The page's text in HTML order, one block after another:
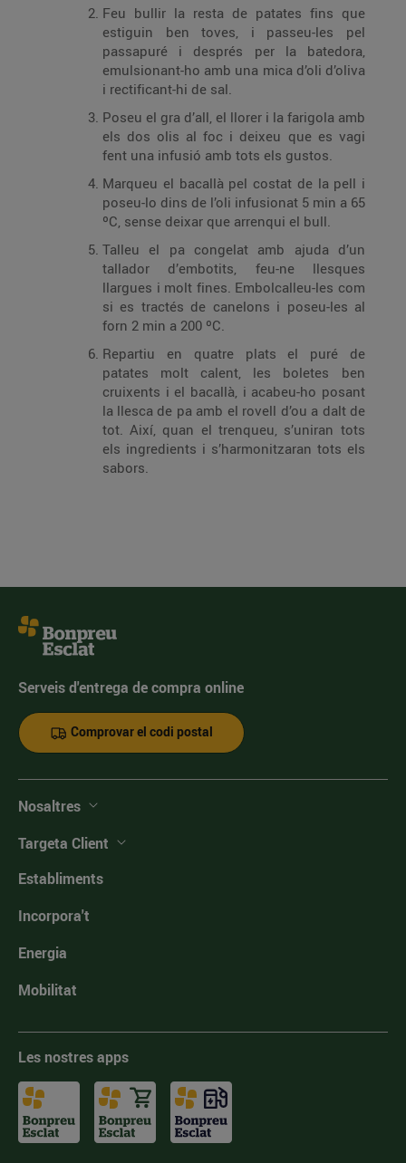
Feu bullir la resta de patates fins que
estiguin ben toves, i passeu-les pel
passapuré i després per la batedora,
emulsionant-ho amb una mica d’oli d’oliva
i rectificant-hi de sal.
Poseu el gra d’all, el llorer i la farigola amb
els dos olis al foc i deixeu que es vagi
fent una infusió amb tots els gustos.
Marqueu el bacallà pel costat de la pell i
poseu-lo dins de l’oli infusionat 5 min a 65
ºC, sense deixar que arrenqui el bull.
Talleu el pa congelat amb ajuda d’un
tallador d’embotits, feu-ne llesques
llargues i molt fines. Embolcalleu-les com
si es tractés de canelons i poseu-les al
forn 2 min a 200 ºC.
Repartiu en quatre plats el puré de
patates molt calent, les boletes ben
cruixents i el bacallà, i acabeu-ho posant
la llesca de pa amb el rovell d’ou a dalt de
tot. Així, quan el trenqueu, s’uniran tots
els ingredients i s’harmonitzaran tots els
sabors.
Serveis d'entrega de compra online
Comprovar el codi postal
Nosaltres
Targeta Client
Establiments
Incorpora't
Energia
Mobilitat
Les nostres apps